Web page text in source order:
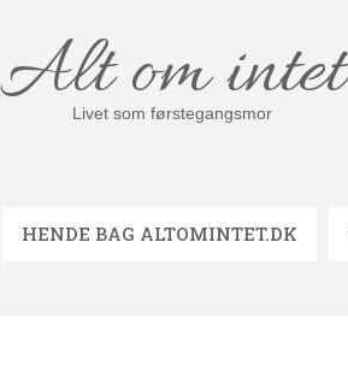
Alt om intet
Livet som førstegangsmor
HENDE BAG ALTOMINTET.DK